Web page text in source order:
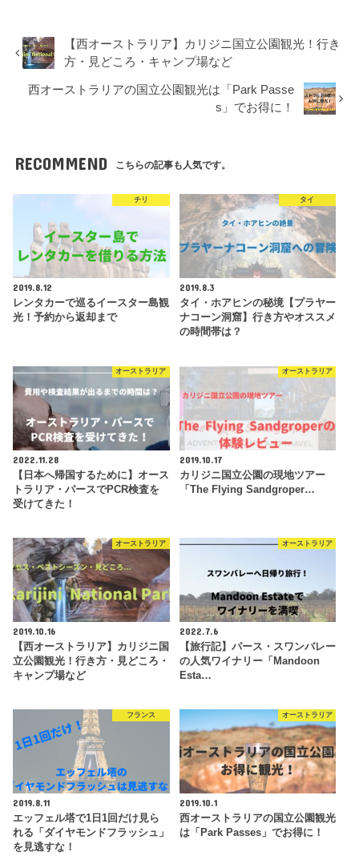
【西オーストラリア】カリジニ国立公園観光！行き
方・見どころ・キャンプ場など
西オーストラリアの国立公園観光は「Park Passe
s」でお得に！
RECOMMEND こちらの記事も人気です。
チリ
2019.8.12
レンタカーで巡るイースター島観
光！予約から返却まで
タイ
2019.8.3
タイ・ホアヒンの秘境【プラヤー
ナコーン洞窟】行き方やオススメ
の時間帯は？
オーストラリア
2022.11.28
【日本へ帰国するために】オース
トラリア・パースでPCR検査を
受けてきた！
オーストラリア
2019.10.17
カリジニ国立公園の現地ツアー
「The Flying Sandgroper…
オーストラリア
2019.10.16
【西オーストラリア】カリジニ国
立公園観光！行き方・見どころ・
キャンプ場など
オーストラリア
2022.7.6
【旅行記】パース・スワンバレー
の人気ワイナリー「Mandoon
Esta…
フランス
2019.8.11
エッフェル塔で1日1回だけ見ら
れる「ダイヤモンドフラッシュ」
を見逃すな！
オーストラリア
2019.10.1
西オーストラリアの国立公園観光
は「Park Passes」でお得に！